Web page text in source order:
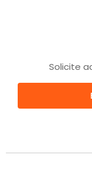
Solicite